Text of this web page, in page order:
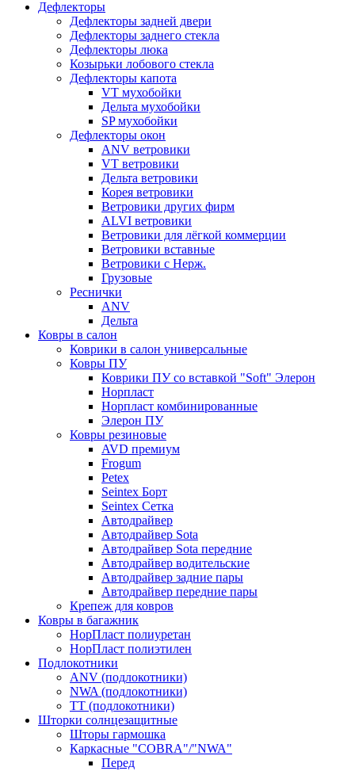
Дефлекторы
Дефлекторы задней двери
Дефлекторы заднего стекла
Дефлекторы люка
Козырьки лобового стекла
Дефлекторы капота
VT мухобойки
Дельта мухобойки
SP мухобойки
Дефлекторы окон
ANV ветровики
VT ветровики
Дельта ветровики
Корея ветровики
Ветровики других фирм
ALVI ветровики
Ветровики для лёгкой коммерции
Ветровики вставные
Ветровики с Нерж.
Грузовые
Реснички
ANV
Дельта
Ковры в салон
Коврики в салон универсальные
Ковры ПУ
Коврики ПУ со вставкой "Soft" Элерон
Норпласт
Норпласт комбинированные
Элерон ПУ
Ковры резиновые
AVD премиум
Frogum
Petex
Seintex Борт
Seintex Сетка
Автодрайвер
Автодрайвер Sota
Автодрайвер Sota передние
Автодрайвер водительские
Автодрайвер задние пары
Автодрайвер передние пары
Крепеж для ковров
Ковры в багажник
НорПласт полиуретан
НорПласт полиэтилен
Подлокотники
ANV (подлокотники)
NWA (подлокотники)
TT (подлокотники)
Шторки солнцезащитные
Шторы гармошка
Каркасные "COBRA"/"NWA"
Перед